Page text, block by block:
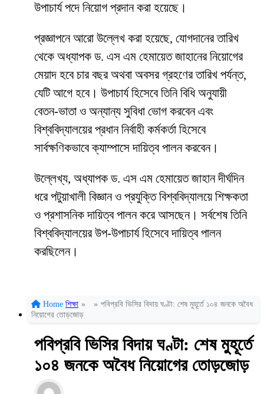
উপাচার্য পদে নিয়োগ প্রদান করা হয়েছে।
প্রজ্ঞাপনে আরো উল্লেখ করা হয়েছে, যোগদানের তারিখ
থেকে অধ্যাপক ড. এস এম হেমায়েত জাহানের নিয়োগের
মেয়াদ হবে চার বছর অথবা অবসর গ্রহণের তারিখ পর্যন্ত,
যেটি আগে হবে। উপাচার্য হিসেবে তিনি বিধি অনুযায়ী
বেতন-ভাতা ও অন্যান্য সুবিধা ভোগ করবেন এবং
বিশ্ববিদ্যালয়ের প্রধান নির্বাহী কর্মকর্তা হিসেবে
সার্বক্ষণিকভাবে ক্যাম্পাসে দায়িত্ব পালন করবেন।
উল্লেখ্য, অধ্যাপক ড. এস এম হেমায়েত জাহান দীর্ঘদিন
ধরে পটুয়াখালী বিজ্ঞান ও প্রযুক্তি বিশ্ববিদ্যালয়ে শিক্ষকতা
ও প্রশাসনিক দায়িত্ব পালন করে আসছেন। সর্বশেষ তিনি
বিশ্ববিদ্যালয়ের উপ-উপাচার্য হিসেবে দায়িত্ব পালন
করছিলেন।
Home শিক্ষা » » পবিপ্রবি ভিসির বিদায় ঘণ্টা: শেষ মুহূর্তে ১০৪ জনকে অবৈধ
নিয়োগের তোড়জোড়
পবিপ্রবি ভিসির বিদায় ঘণ্টা: শেষ মুহূর্তে
১০৪ জনকে অবৈধ নিয়োগের তোড়জোড়